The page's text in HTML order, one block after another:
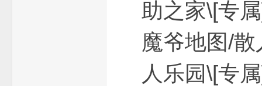
助之
魔爷地
人乐